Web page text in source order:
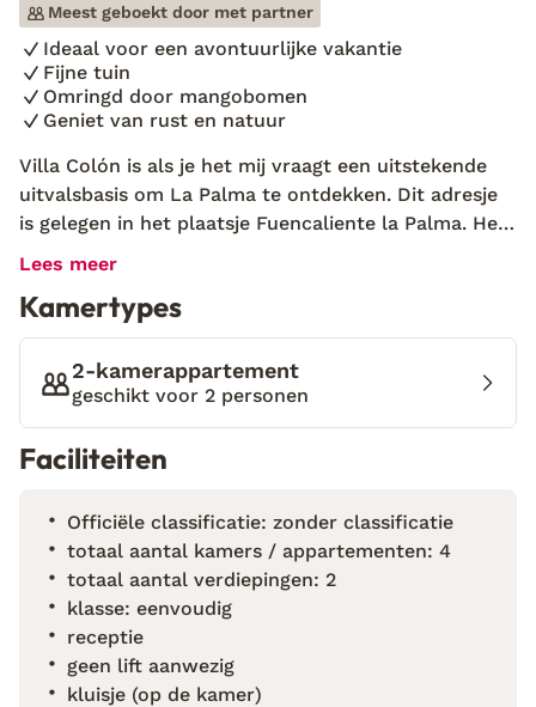
Meest geboekt door met partner
Ideaal voor een avontuurlijke vakantie
Fijne tuin
Omringd door mangobomen
Geniet van rust en natuur
Villa Colón is als je het mij vraagt een uitstekende
uitvalsbasis om La Palma te ontdekken. Dit adresje
is gelegen in het plaatsje Fuencaliente la Palma. Het
wordt omringd door natuur en bevindt zich vlak bij
dé ingrediënten voor een avontuurlijke vakantie! In
de omgeving is er van alles te beleven: lekker uit
eten, cultuur snuiven in een typisch Canarisch
dorpje en zonnen op de lavastranden. Toch is het
ook heerlijk om niets te doen en je terug te trekken
in dit fijne adresje. Duik in het zwembad dat omringd
lekker onderuit met je favoriete boek of podcast. In
de tuin vind je ligbedden in de zon en schaduw en
ook op je eigen terras kun je lekker van het weer en
uitzicht genieten. Doordat Villa Colón hoger gelegen
is, heb je een prachtig uitzicht over de zee en de
omgeving. Klinkt dat als muziek in de oren? Pak dan
je koffers maar!
Lees meer
Kamertypes
2-kamerappartement
geschikt voor 2 personen
Faciliteiten
Officiële classificatie: zonder classificatie
totaal aantal kamers / appartementen: 4
totaal aantal verdiepingen: 2
klasse: eenvoudig
receptie
geen lift aanwezig
kluisje (op de kamer)